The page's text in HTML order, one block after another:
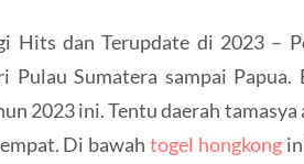
Hits dan Terupdate di 2023 –
Sumatera sampai Papua.
2023 ini. Tentu daerah tamasya
Di bawah togel hongkong